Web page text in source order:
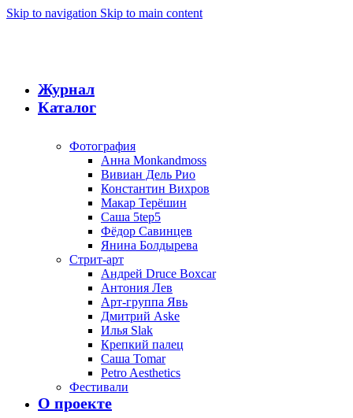
Skip to navigation Skip to main content
Журнал
Каталог
Фотография
Анна Monkandmoss
Вивиан Дель Рио
Константин Вихров
Макар Терёшин
Саша 5tep5
Фёдор Савинцев
Янина Болдырева
Стрит-арт
Андрей Druce Boxcar
Антония Лев
Арт-группа Явь
Дмитрий Aske
Илья Slak
Крепкий палец
Саша Tomar
Petro Aesthetics
Фестивали
О проекте